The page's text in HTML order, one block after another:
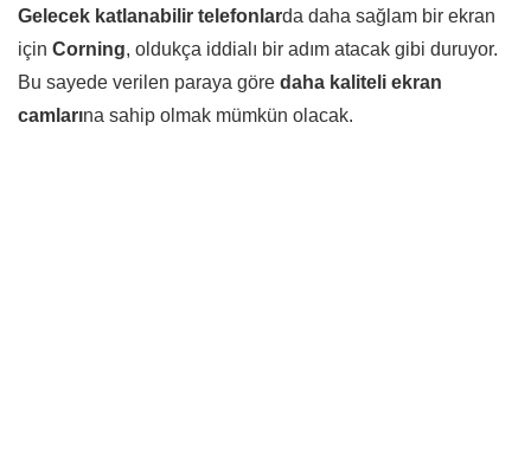
Gelecek katlanabilir telefonlarda daha sağlam bir ekran
için Corning, oldukça iddialı bir adım atacak gibi duruyor.
Bu sayede verilen paraya göre daha kaliteli ekran
camlarına sahip olmak mümkün olacak.